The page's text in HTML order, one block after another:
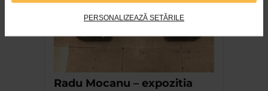
PERSONALIZEAZĂ SETĂRILE
Radu Mocanu – expozitia